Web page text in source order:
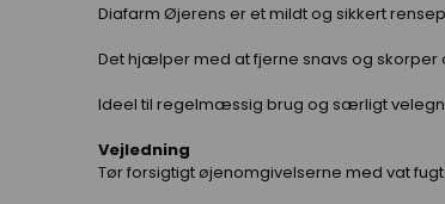
Diafarm Øjerens er et mildt og sikkert
Det hjælper med at fjerne snavs og
Ideel til regelmæssig brug og særligt
Vejledning
Tør forsigtigt øjenomgivelserne med vat